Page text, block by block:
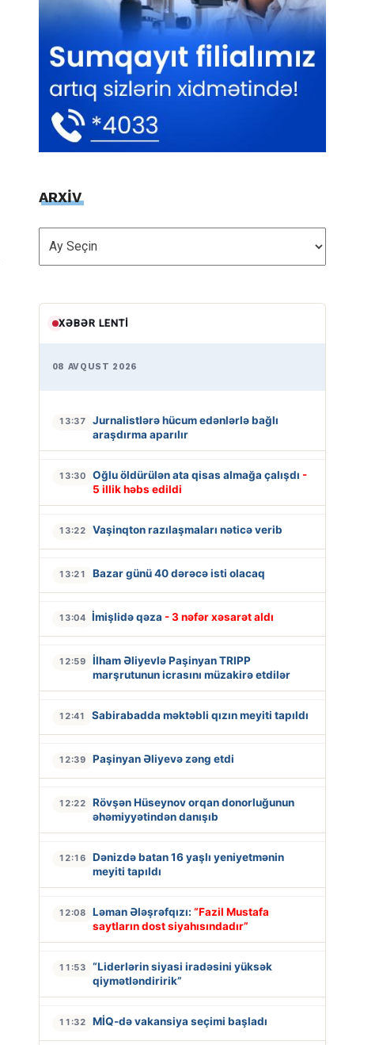
ARXİV
ARXİV
XƏBƏR LENTI
08 AVQUST 2026
13:37
Jurnalistlərə hücum edənlərlə bağlı
araşdırma aparılır
13:30 Oğlu öldürülən ata qisas almağa çalışdı -
5 illik həbs edildi
13:22 Vaşinqton razılaşmaları nəticə verib
13:21 Bazar günü 40 dərəcə isti olacaq
13:04 İmişlidə qəza - 3 nəfər xəsarət aldı
12:59
İlham Əliyevlə Paşinyan TRIPP
marşrutunun icrasını müzakirə etdilər
12:41 Sabirabadda məktəbli qızın meyiti tapıldı
12:39 Paşinyan Əliyevə zəng etdi
12:22
Rövşən Hüseynov orqan donorluğunun
əhəmiyyətindən danışıb
12:16
Dənizdə batan 16 yaşlı yeniyetmənin
meyiti tapıldı
12:08 Ləman Ələşrəfqızı: “Fazil Mustafa
saytların dost siyahısındadır”
11:53
“Liderlərin siyasi iradəsini yüksək
qiymətləndiririk”
11:32 MİQ-də vakansiya seçimi başladı